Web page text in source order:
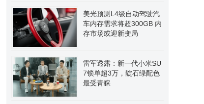
美光预测L4级自动驾驶汽
车内存需求将超300GB 内
存市场或迎新变局
雷军透露：新一代小米SU
7锁单超3万，靛石绿配色
最受青睐